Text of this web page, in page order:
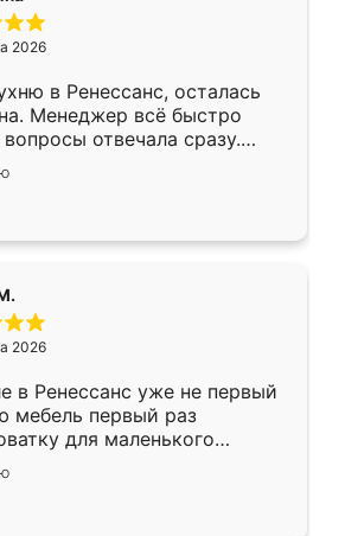
2026
в Ренессанс, осталась
Менеджер всё быстро
отвечала сразу.
в субботу, подошёл к
Собрали
работали аккуратно, даже
2026
в Ренессанс уже не первый
мебель первый раз
для маленького
рождении ,во второй раз
купе. По качеству очень
достаточно быстрая,